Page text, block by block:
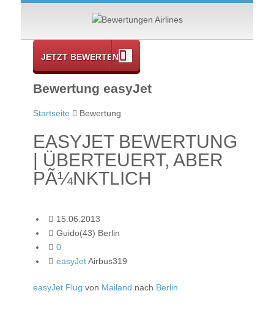
JETZT BEWERTEN
Bewertung easyJet
Startseite Bewertung
EASYJET BEWERTUNG
| ÜBERTEUERT, ABER
PÃ¼NKTLICH
15.06.2013
Guido(43) Berlin
0
easyJetAirbus319
easyJet Flug von Mailand nach Berlin